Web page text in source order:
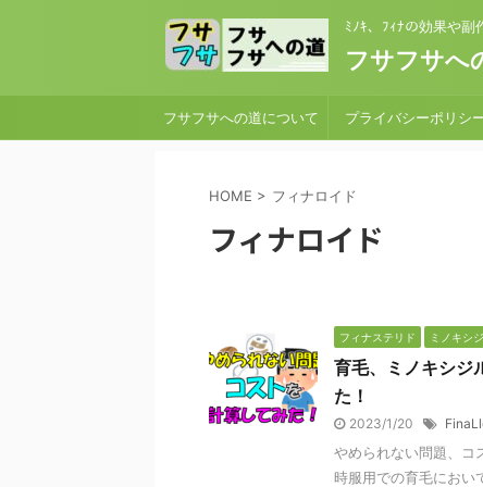
ﾐﾉｷ、ﾌｨﾅの効果や副
フサフサへ
フサフサへの道について プライバシーポリシ
HOME > フィナロイド
フィナロイド
フィナステリド ミノキシ
育毛、ミノキシジ
た！
2023/1/20
やめられない問題、コ
時服用での育毛におい